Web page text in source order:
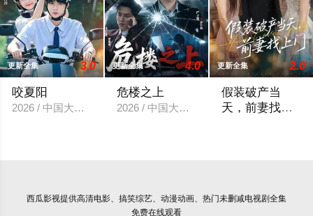
更新全集 3.0
咬夏阳
2026 / 中国大陆 / 王培延＆至春禾
更新全集 4.0
危楼之上
2026 / 中国大陆 / 严子贤＆岳雨婷
更新全集 2.0
假装破产当
天，前妻找上
西瓜影视提供高清电影、搞笑综艺、动漫动画、热门未删减电视剧全集
免费在线观看